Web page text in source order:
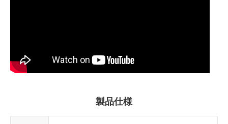
製品仕様